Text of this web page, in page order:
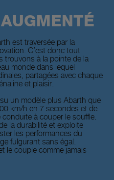
est traversée par la
C’est donc tout
trouvons à la pointe de la
monde dans lequel
partagées avec chaque
et plaisir.
un modèle plus Abarth que
km/h en 7 secondes et de
à couper le souffle.
la durabilité et exploite
les performances du
fulgurant sans égal.
le couple comme jamais